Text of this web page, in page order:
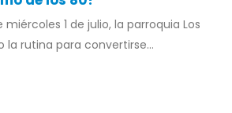
1 de julio, la parroquia Los
la rutina para convertirse...